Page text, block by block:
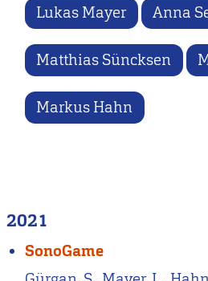
Lukas Mayer Anna
Matthias Süncksen
Markus Hahn
2021
SonoGame